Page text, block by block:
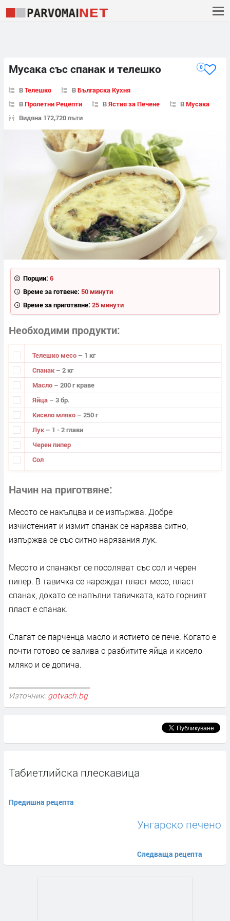
Мусака със спанак и телешко 0
ВТелешко ВБългарска Кухня
ВПролетни Рецепти ВЯстия за Печене ВМусака
Видяна 172,720 пъти
Порции: 6
Време за готвене: 50 минути
Време за приготвяне: 25 минути
Необходими продукти
Телешко месо – 1 кг
Спанак – 2 кг
Масло – 200 г краве
Яйца – 3 бр.
Кисело мляко – 250 г
Лук – 1 - 2 глави
Черен пипер
Сол
Начин на приготвяне
Месото се накълцва и се изпържва. Добре
изчистеният и измит спанак се нарязва ситно,
изпържва се със ситно нарязания лук.
Месото и спанакът се посоляват със сол и черен
пипер. В тавичка се нареждат пласт месо, пласт
спанак, докато се напълни тавичката, като горният
пласт е спанак.
Слагат се парченца масло и ястието се пече. Когато е
почти готово се залива с разбитите яйца и кисело
мляко и се допича.
Източник: gotvach.bg
Табиетлийска плескавица
Предишна рецепта
Унгарско печено
Следваща рецепта